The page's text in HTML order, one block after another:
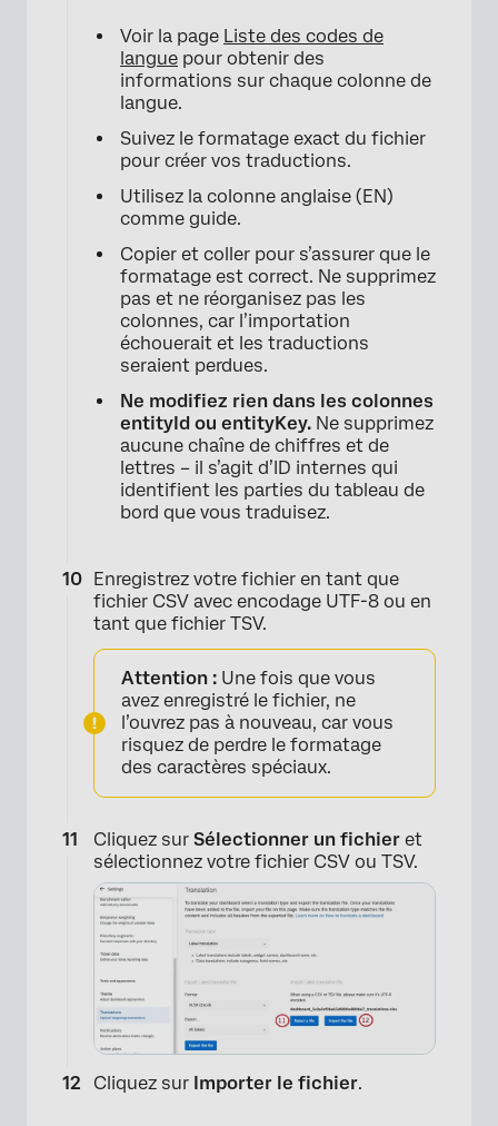
×
Voir la page Liste des codes de
langue pour obtenir des
informations sur chaque colonne de
langue.
Suivez le formatage exact du fichier
pour créer vos traductions.
Utilisez la colonne anglaise (EN)
comme guide.
Copier et coller pour s’assurer que le
formatage est correct. Ne supprimez
pas et ne réorganisez pas les
colonnes, car l’importation
échouerait et les traductions
seraient perdues.
Ne modifiez rien dans les colonnes
entityId ou entityKey. Ne supprimez
aucune chaîne de chiffres et de
lettres – il s’agit d’ID internes qui
identifient les parties du tableau de
bord que vous traduisez.
Enregistrez votre fichier en tant que
fichier CSV avec encodage UTF-8 ou en
tant que fichier TSV.
Attention : Une fois que vous
avez enregistré le fichier, ne
l’ouvrez pas à nouveau, car vous
risquez de perdre le formatage
des caractères spéciaux.
Cliquez sur Sélectionner un fichier et
sélectionnez votre fichier CSV ou TSV.
Cliquez sur Importer le fichier.